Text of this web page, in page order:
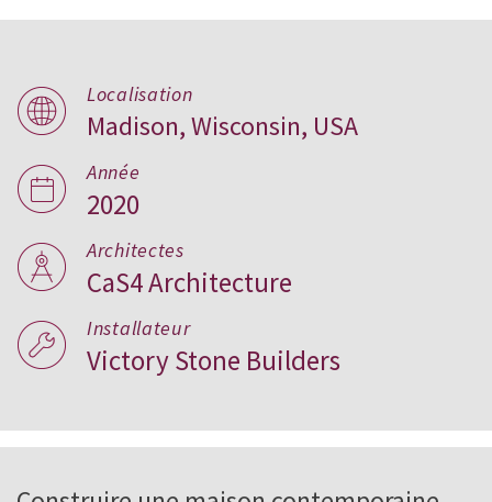
Veerman Residence,
Wisconsin
Localisation
Madison, Wisconsin, USA
Année
2020
Architectes
CaS4 Architecture
Installateur
Victory Stone Builders